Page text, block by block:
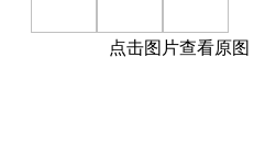
点击图片查看原图